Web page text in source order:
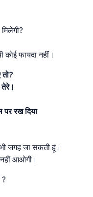
फायदा नहीं।
तो?
रख दिया
जगह जा सकती हूं।
नहीं आओगी।
?